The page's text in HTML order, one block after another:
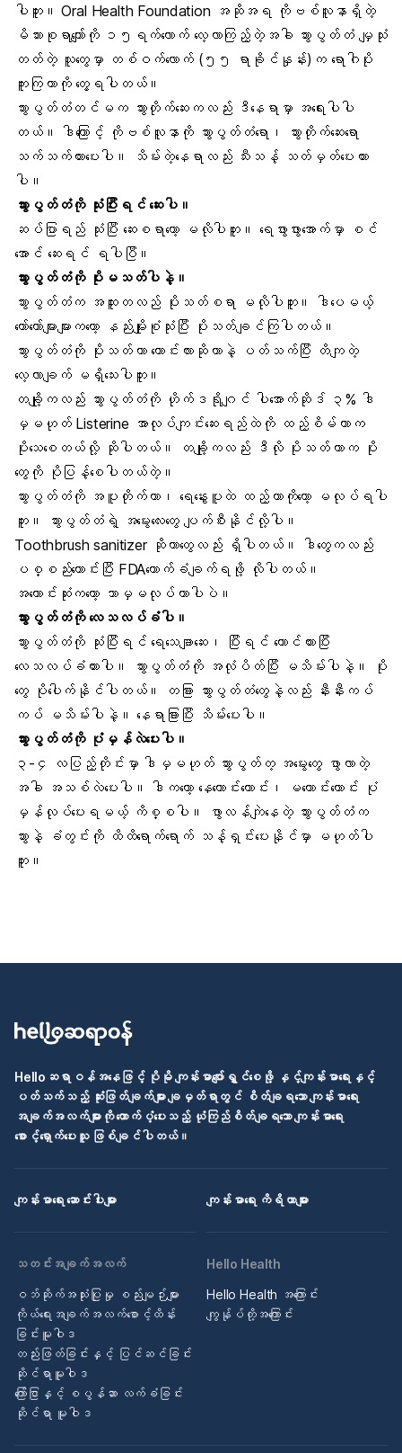
ပါဘူး။Oral Health Foundation အဆိုအရ ကိုဗစ်လူနာရှိတဲ့
မိသားစုရာကျော်ကို ၁၅ရက်လောက် လေ့လာကြည့်တဲ့အခါ သွားပွတ်တံ မျှသုံး
တတ်တဲ့ သူတွေမှာ တစ်ဝက်လောက် (၅၅ ရာခိုင်နှုန်း)က ရောဂါပိုး
ကူးကြတာကို တွေ့ရပါတယ်။
သွားပွတ်တံတင်မက သွားတိုက်ဆေးကလည်း ဒီနေရာမှာ အရေးပါပါ
တယ်။ ဒါကြောင့် ကိုဗစ်လူနာကို သွားပွတ်တံရော၊ သွားတိုက်ဆေးရော
သက်သက်ထားပေးပါ။ သိမ်းတဲ့နေရာလည်း သီးသန့် သတ်မှတ်ပေးထား
ပါ။
သွားပွတ်တံကို သုံးပြီးရင် ဆေးပါ။
ဆပ်ပြာရည် သုံးပြီး ဆေးစရာတော့ မလိုပါဘူး။ ရေဖွားဖွားအောက်မှာ စင်
အောင် ဆေးရင် ရပါပြီ။
သွားပွတ်တံကို ပိုးမသတ်ပါနဲ့။
သွားပွတ်တံက အထူးတလည် ပိုးသတ်စရာ မလိုပါဘူး။ ဒါပေမယ့်
တော်တော်များများကတော့ နည်းမျိုးစုံသုံးပြီး ပိုးသတ်ချင်ကြပါတယ်။
သွားပွတ်တံကို ပိုးသတ်တာ ကောင်းလားဆိုတာနဲ့ ပတ်သက်ပြီး တိကျတဲ့
လေ့လာချက်မရှိသေးပါဘူး။
တချို့ကလည်း သွားပွတ်တံကို ဟိုက်ဒရိုဂျင် ပါအောက်ဆိုဒ် ၃% ဒါ
မှမဟုတ် Listerine အာလုပ်ကျင်းဆေးရည်ထဲကို ထည့်စိမ်တာက
ပိုးသေစေတယ်လို့ ဆိုပါတယ်။ တချို့ကလည်း ဒီလို ပိုးသတ်တာက ပိုး
တွေကို ပိုပြန့်စေပါတယ်တဲ့။
သွားပွတ်တံကို အပူတိုက်တာ၊ ရေနွေးပူထဲ ထည့်တာကိုတော့ မလုပ်ရပါ
ဘူး။ သွားပွတ်တံရဲ့ အမွေးလေးတွေ ပျက်စီးနိုင်လို့ပါ။
Toothbrush sanitizer ဆိုတာတွေလည်း ရှိပါတယ်။ ဒါတွေကလည်း
ပစ္စည်းကောင်းပြီး FDAထောက်ခံချက်ရဖို့ လိုပါတယ်။
အကောင်းဆုံးကတော့ ဘာမှမလုပ်တာပါပဲ။
သွားပွတ်တံကို လေသလပ်ခံပါ။
သွားပွတ်တံကို သုံးပြီးရင် ရေသေချာဆေး၊ ပြီးရင် ထောင်ထားပြီး
လေသလပ်ခံထားပါ။ သွားပွတ်တံကို အလုံပိတ်ပြီး မသိမ်းပါနဲ့။ ပိုး
တွေ ပိုပေါက်နိုင်ပါတယ်။ တခြား သွားပွတ်တံတွေနဲ့လည်း နီးနီးကပ်
ကပ် မသိမ်းပါနဲ့။ နေရာခြားပြီး သိမ်းပေးပါ။
သွားပွတ်တံကို ပုံမှန်လဲပေးပါ။
၃-၄ လပြည့်တိုင်းမှာ ဒါမှမဟုတ် သွားပွတ်တ့ အမွေးတွေ ဖွာလာတဲ့
အခါ အသစ်လဲပေးပါ။ ဒါကတော့ နေကောင်းကောင်း၊ မကောင်းကောင်း ပုံ
မှန်လုပ်ပေးရမယ့် ကိစ္စပါ။ ဖွာလန်ကျဲနေတဲ့ သွားပွတ်တံက
သွားနဲ့ ခံတွင်းကို ထိထိရောက်ရောက် သန့်ရှင်းပေးနိုင်မှာ မဟုတ်ပါ
ဘူး။
Helloဆရာဝန်အနေဖြင့် ပိုမို ကျန်းမာပျော်ရွှင်စေဖို့ နှင့်ကျန်းမာရေးနှင့်
ပတ်သက်သည့် ဆုံးဖြတ်ချက်များ ချမှတ်ရာတွင် စိတ်ချရသော ကျန်းမာရေး
အချက်အလက်များကို ထောက်ပံ့ပေးသည့် ယုံကြည်စိတ်ချရသော ကျန်းမာရေး
စောင့်ရှောက်ပေးသူ ဖြစ်ချင်ပါတယ်။
ကျန်းမာရေး ဆောင်းပါးများ ကျန်းမာရေး ကိရိယာများ
သတင်းအချက်အလက်
ဝဘ်ဆိုက်အသုံးပြုမှု စည်းမျဉ်းများ
ကိုယ်ရေးအချက်အလက်စောင့်ထိန်း
ခြင်းမူဝါဒ
တည်းဖြတ်ခြင်းနှင့် ပြင်ဆင်ခြင်း
ဆိုင်ရာမူဝါဒ
ကြော်ငြာနှင့် စပွန်ဆာ လက်ခံခြင်း
ဆိုင်ရာ မူဝါဒ
Hello Health
Hello Health အကြောင်း
ကျွန်ုပ်တို့အကြောင်း